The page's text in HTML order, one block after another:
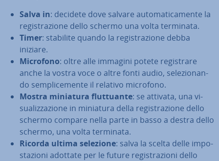
Salva in: decidete dove salvare au­to­ma­ti­ca­men­te la
re­gi­stra­zio­ne dello schermo una volta terminata.
Timer: stabilite quando la re­gi­stra­zio­ne debba
iniziare.
Microfono: oltre alle immagini potete re­gi­stra­re
anche la vostra voce o altre fonti audio, se­le­zio­nan­
do sem­pli­ce­men­te il relativo microfono.
Mostra miniatura flut­tuan­te: se attivata, una vi­
sua­liz­za­zio­ne in miniatura della re­gi­stra­zio­ne dello
schermo compare nella parte in basso a destra dello
schermo, una volta terminata.
Ricorda ultima selezione: salva la scelta delle im­po­
sta­zio­ni adottate per le future re­gi­stra­zio­ni dello